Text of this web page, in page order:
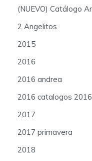
(NUEVO) Catálogo
2 Angelitos
2015
2016
2016 andrea
2016 catalogos
2017
2017 primavera
2018